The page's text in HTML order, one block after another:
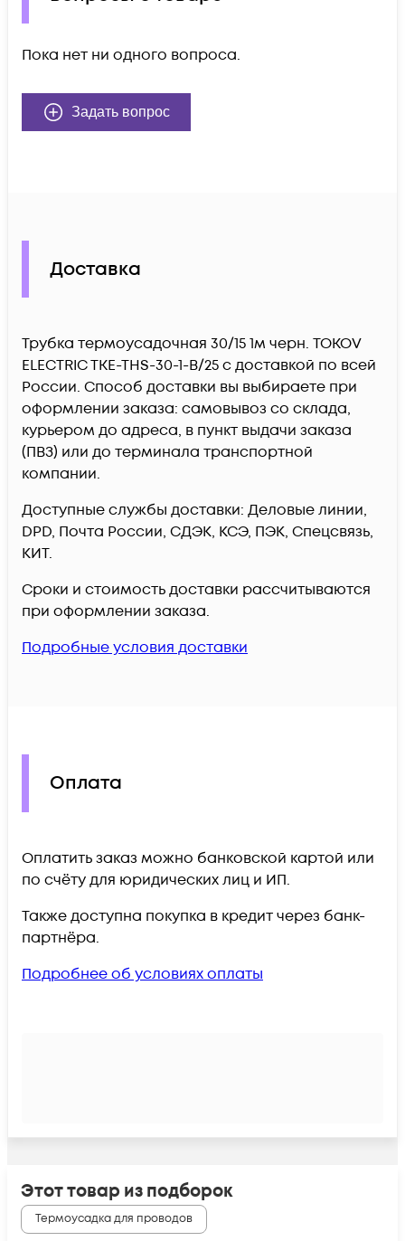
Пока нет ни одного вопроса.
Задать вопрос
Доставка
Трубка термоусадочная 30/15 1м черн. TOKOV
ELECTRIC TKE-THS-30-1-B/25 c доставкой по всей
России. Способ доставки вы выбираете при
оформлении заказа: самовывоз со склада,
курьером до адреса, в пункт выдачи заказа
(ПВЗ) или до терминала транспортной
компании.
Доступные службы доставки: Деловые линии,
DPD, Почта России, СДЭК, КСЭ, ПЭК, Спецсвязь,
КИТ.
Сроки и стоимость доставки рассчитываются
при оформлении заказа.
Подробные условия доставки
Оплата
Оплатить заказ можно банковской картой или
по счёту для юридических лиц и ИП.
Также доступна покупка в кредит через банк-
партнёра.
Подробнее об условиях оплаты
Этот товар из подборок
Термоусадка для проводов